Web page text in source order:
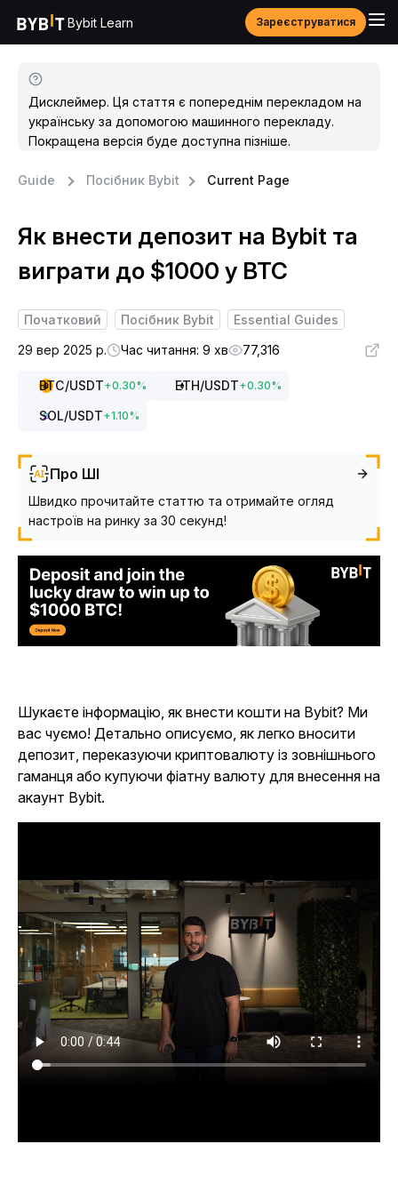
Bybit Learn Зареєструватися
Дисклеймер. Ця стаття є попереднім перекладом на
українську за допомогою машинного перекладу.
Покращена версія буде доступна пізніше.
Guide Посібник Bybit Current Page
Як внести депозит на Bybit та
виграти до $1000 у BTC
Початковий Посібник Bybit
Essential Guides
29 вер 2025 р.
Час читання: 9 хв 77,316
BTC/USDT+0.30% ETH/USDT+0.30%
SOL/USDT+1.10%
Про ШІ
Швидко прочитайте статтю та отримайте огляд
настроїв на ринку за 30 секунд!
Шукаєте інформацію, як внести кошти на Bybit? Ми
вас чуємо! Детально описуємо, як легко вносити
депозит, переказуючи криптовалюту із зовнішнього
гаманця або купуючи фіатну валюту для внесення на
акаунт Bybit.